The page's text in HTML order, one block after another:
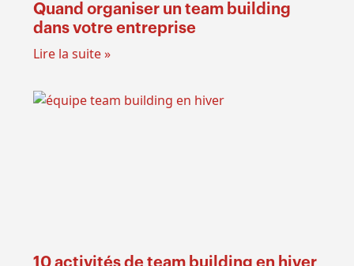
Quand organiser un team building
dans votre entreprise
Lire la suite »